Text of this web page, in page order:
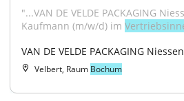
"...VAN DE VELDE PACKAGING
Kaufmann (m/w/d) im
VAN DE VELDE PACKAGING
Velbert, Raum Bochum